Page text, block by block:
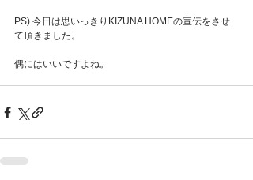
PS) 今日は思いっきりKIZUNA HOMEの宣伝をさせ
て頂きました。
偶にはいいですよね。